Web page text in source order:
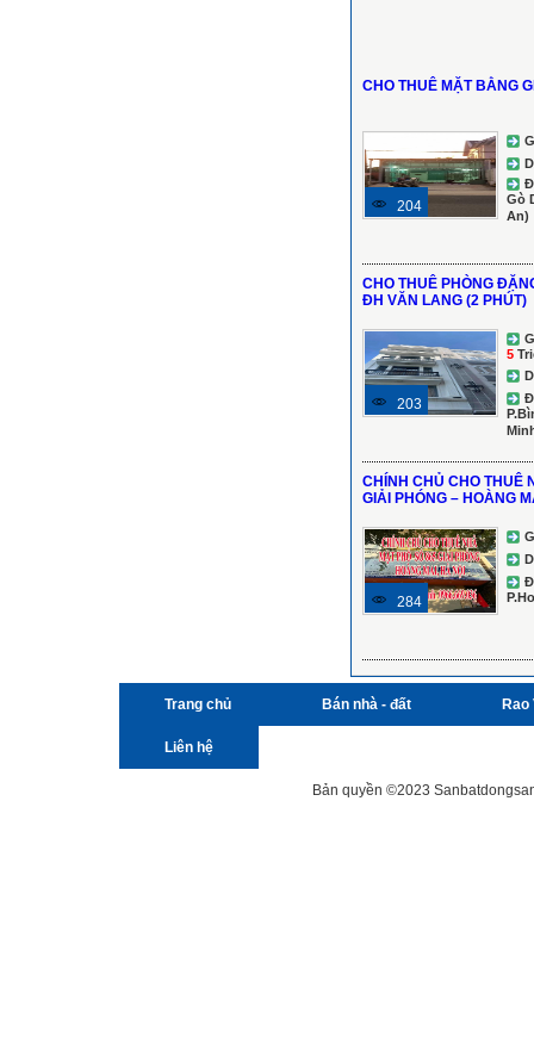
CHO THUÊ MẶT BẰNG
204
Gò
An)
CHO THUÊ PHÒNG
ĐH VĂN LANG (2 PHÚT)
203
5
CHÍNH CHỦ CHO THUÊ
GIẢI PHÓNG – HOÀNG
284
Trang chủ Bán nhà - đất Rao
Liên hệ
Bản quyền ©2023